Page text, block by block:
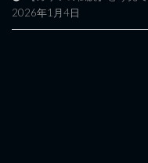
2026年1月4日